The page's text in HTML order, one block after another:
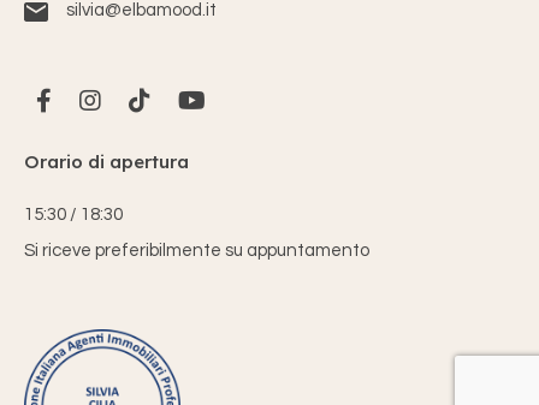
silvia@elbamood.it
Orario di apertura
15:30 / 18:30
Si riceve preferibilmente su appuntamento